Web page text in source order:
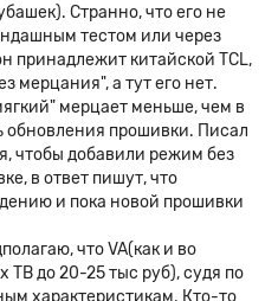
Странно, что его не
тестом или через
принадлежит китайской TCL,
мерцания", а тут его нет.
мерцает меньше, чем в
обновления прошивки. Писал
чтобы добавили режим без
в ответ пишут, что
и пока новой прошивки
что VA(как и во
ТВ до 20-25 тыс руб), судя по
характеристикам. Кто-то